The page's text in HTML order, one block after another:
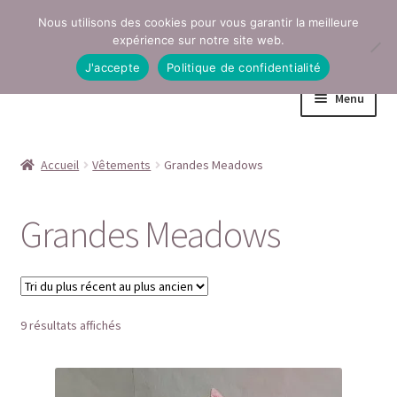
Aller
navigation
Aller
Menu
Contact
Mentions légales
Mon compte
Page Boutique
Accueil Vêtements Grandes Meadows
Grandes Meadows
9 résultats affichésTrié
Nous utilisons des cookies pour vous garantir la meilleure
expérience sur notre site web.
J'accepte
Politique de confidentialité